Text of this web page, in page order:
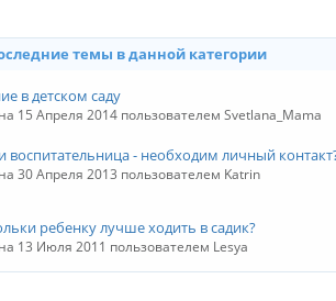
темы в данной категории
в детском саду
15 Апреля 2014 пользователем Svetlana_Mama
воспитательница - необходим личный
30 Апреля 2013 пользователем Katrin
ребенку лучше ходить в садик?
13 Июля 2011 пользователем Lesya